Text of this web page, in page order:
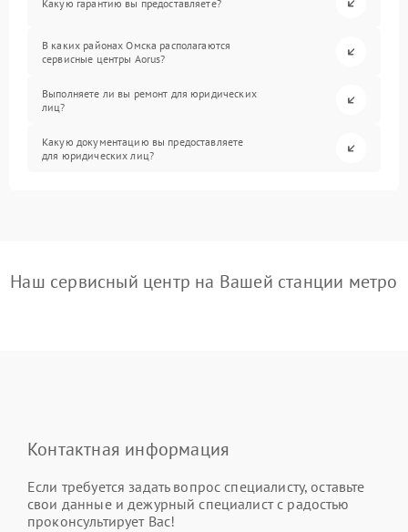
Какую гарантию вы предоставляете?
В каких районах Омска располагаются
сервисные центры Aorus?
Выполняете ли вы ремонт для юридических
лиц?
Какую документацию вы предоставляете
для юридических лиц?
Наш сервисный центр на Вашей станции метро
Контактная информация
Если требуется задать вопрос специалисту, оставьте
свои данные и дежурный специалист с радостью
проконсультирует Вас!